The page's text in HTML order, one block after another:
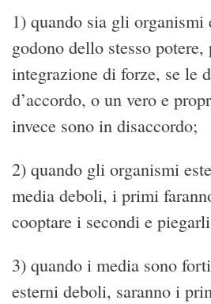
1) quando sia gli organismi
godono dello stesso
integrazione di forze, se le
d’accordo, o un vero e
invece sono in disaccordo;
2) quando gli organismi
media deboli, i primi
cooptare i secondi e
3) quando i media sono
esterni deboli, saranno i